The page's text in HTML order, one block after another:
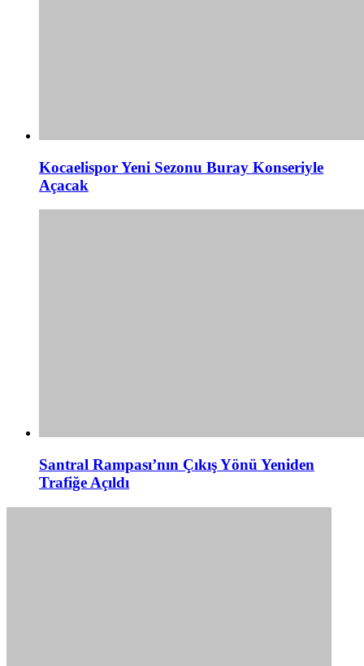
Kocaelispor Yeni Sezonu Buray Konseriyle
Açacak
Santral Rampası’nın Çıkış Yönü Yeniden
Trafiğe Açıldı